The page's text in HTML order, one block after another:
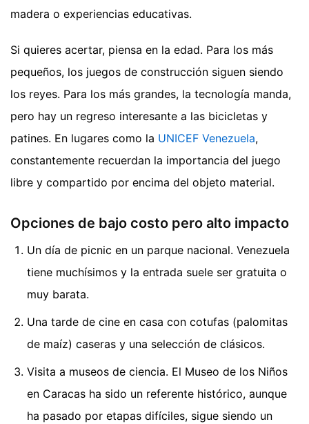
madera o experiencias educativas.
Si quieres acertar, piensa en la edad. Para los más
pequeños, los juegos de construcción siguen siendo
los reyes. Para los más grandes, la tecnología manda,
pero hay un regreso interesante a las bicicletas y
patines. En lugares como la UNICEF Venezuela,
constantemente recuerdan la importancia del juego
libre y compartido por encima del objeto material.
Opciones de bajo costo pero alto impacto
Un día de picnic en un parque nacional. Venezuela
tiene muchísimos y la entrada suele ser gratuita o
muy barata.
Una tarde de cine en casa con cotufas (palomitas
de maíz) caseras y una selección de clásicos.
Visita a museos de ciencia. El Museo de los Niños
en Caracas ha sido un referente histórico, aunque
ha pasado por etapas difíciles, sigue siendo un